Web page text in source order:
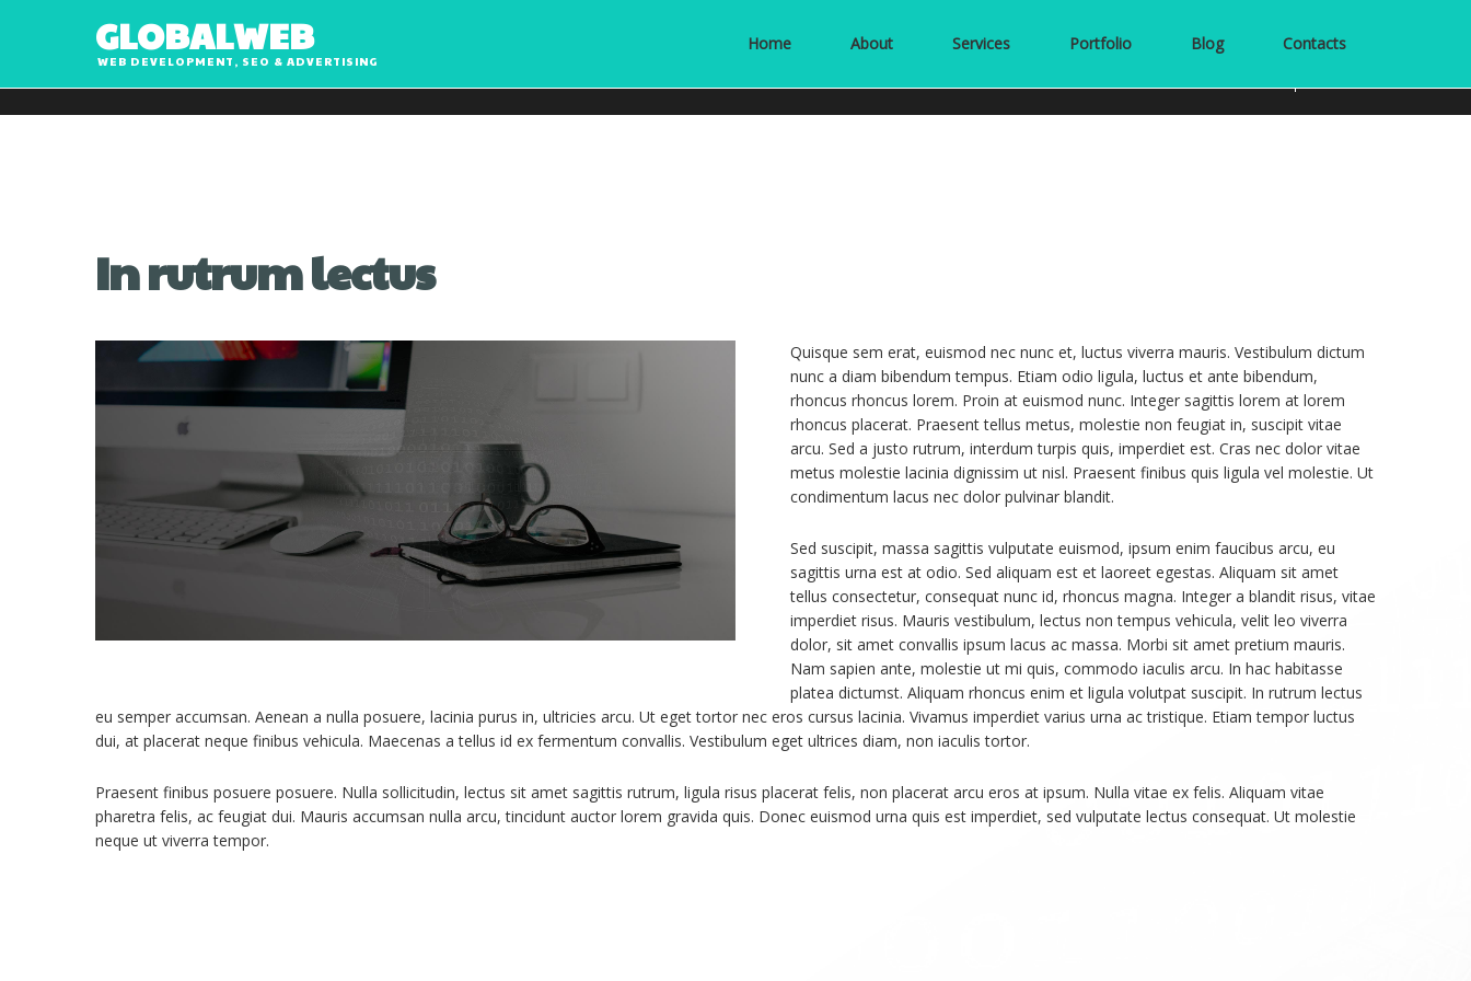
GLOBALWEB
WEB DEVELOPMENT, SEO & ADVERTISING
Home About Services Portfolio Blog Contacts
HOME SLIDER 2
In rutrum lectus
Quisque sem erat, euismod nec nunc et, luctus viverra mauris. Vestibulum dictum
nunc a diam bibendum tempus. Etiam odio ligula, luctus et ante bibendum,
rhoncus rhoncus lorem. Proin at euismod nunc. Integer sagittis lorem at lorem
rhoncus placerat. Praesent tellus metus, molestie non feugiat in, suscipit vitae
arcu. Sed a justo rutrum, interdum turpis quis, imperdiet est. Cras nec dolor vitae
metus molestie lacinia dignissim ut nisl. Praesent finibus quis ligula vel molestie. Ut
condimentum lacus nec dolor pulvinar blandit.
Sed suscipit, massa sagittis vulputate euismod, ipsum enim faucibus arcu, eu
sagittis urna est at odio. Sed aliquam est et laoreet egestas. Aliquam sit amet
tellus consectetur, consequat nunc id, rhoncus magna. Integer a blandit risus, vitae
imperdiet risus. Mauris vestibulum, lectus non tempus vehicula, velit leo viverra
dolor, sit amet convallis ipsum lacus ac massa. Morbi sit amet pretium mauris.
Nam sapien ante, molestie ut mi quis, commodo iaculis arcu. In hac habitasse
platea dictumst. Aliquam rhoncus enim et ligula volutpat suscipit. In rutrum lectus
eu semper accumsan. Aenean a nulla posuere, lacinia purus in, ultricies arcu. Ut eget tortor nec eros cursus lacinia. Vivamus imperdiet varius urna ac tristique. Etiam tempor luctus
dui, at placerat neque finibus vehicula. Maecenas a tellus id ex fermentum convallis. Vestibulum eget ultrices diam, non iaculis tortor.
Praesent finibus posuere posuere. Nulla sollicitudin, lectus sit amet sagittis rutrum, ligula risus placerat felis, non placerat arcu eros at ipsum. Nulla vitae ex felis. Aliquam vitae
pharetra felis, ac feugiat dui. Mauris accumsan nulla arcu, tincidunt auctor lorem gravida quis. Donec euismod urna quis est imperdiet, sed vulputate lectus consequat. Ut molestie
neque ut viverra tempor.